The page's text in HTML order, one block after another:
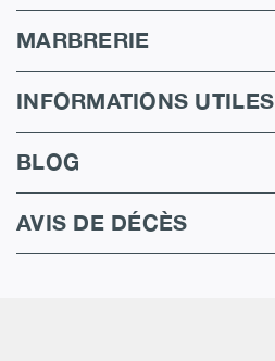
MARBRERIE
INFORMATIONS UTILES
BLOG
AVIS DE DÉCÈS